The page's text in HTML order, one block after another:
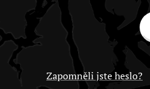
Zapomněli jste heslo?